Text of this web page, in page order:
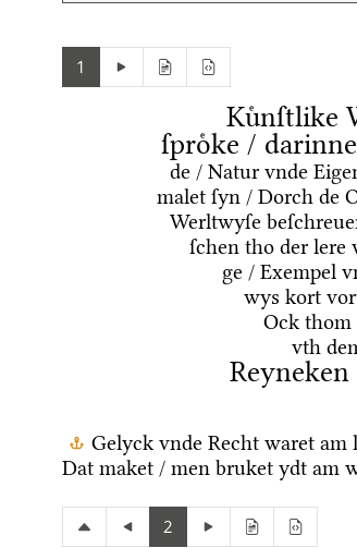
1
Kuͤnſtlike
ſproͤke /
de / Natur vnde
malet ſyn / Dorch de
Werltwyſe
ſchen tho der
ge / Exempel
wys kort
Ock thom
vth
Reyneken
Gelyck vnde Recht waret am
Dat maket / men bruket ydt am
2